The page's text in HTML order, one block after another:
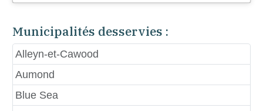
Municipalités desservies :
Alleyn-et-Cawood
Aumond
Blue Sea